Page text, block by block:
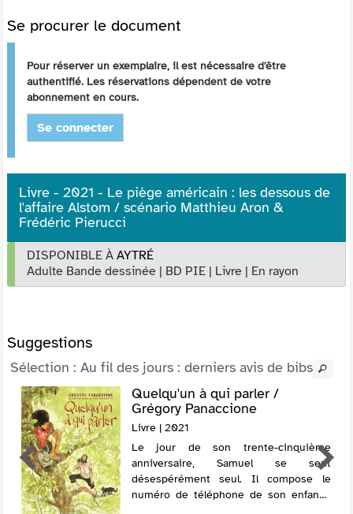
Se procurer le document
Pour réserver un exemplaire, il est nécessaire d'être
authentifié. Les réservations dépendent de votre
abonnement en cours.
Se connecter
Livre - 2021 - Le piège américain : les dessous de
l'affaire Alstom / scénario Matthieu Aron &
Frédéric Pierucci
DISPONIBLE À AYTRÉ
Adulte Bande dessinée | BD PIE | Livre | En rayon
Suggestions
Sélection : Au fil des jours : derniers avis de bibs
Quelqu'un à qui parler /
Grégory Panaccione
Livre | 2021
Le jour de son trente-cinquième
anniversaire, Samuel se sent
désespérément seul. Il compose le
numéro de téléphone de son enfance